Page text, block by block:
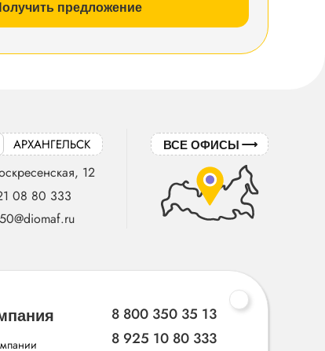
предложение
АРХАНГЕЛЬСК
12
08 80 333
ВСЕ ОФИСЫ
8 800 350 35 13
8 925 10 80 333